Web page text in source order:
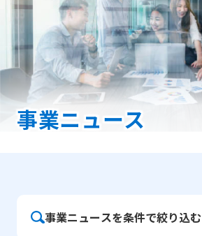
事業ニュース
事業ニュースを条件で絞り込む